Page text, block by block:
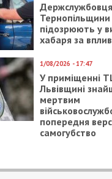
Тернопільщини
підозрюють у
хабаря за
1/08/2026 - 17:47
У приміщенні
Львівщині
мертвим
попередня
самогубство